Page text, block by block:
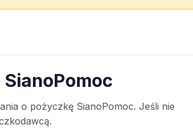
o pożyczkę SianoPomoc. Jeśli nie